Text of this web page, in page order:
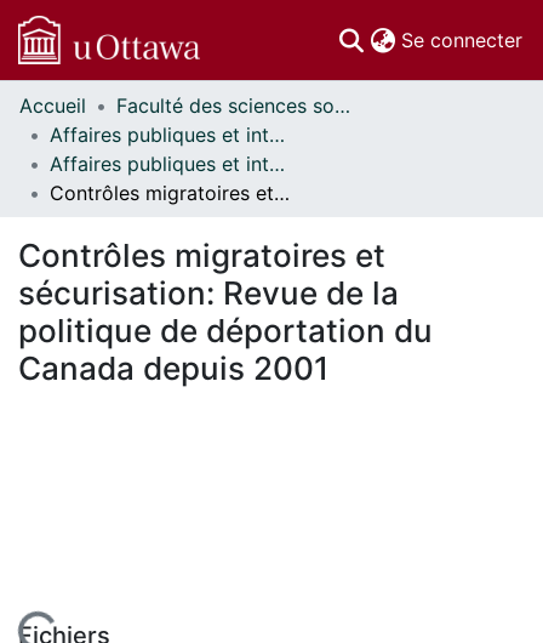
Se connecter
Communautés
et collections
Parcourir
Statistiques
À propos
Accueil
Faculté des sciences sociales // Faculty of Social Sciences
Affaires publiques et internationales // Public and International Affairs
Affaires publiques et internationales - Mémoires // Public and International Affairs - Research Papers
Contrôles migratoires et sécurisation: Revue de la politique de déportation du Canada depuis 2001
Contrôles migratoires et
sécurisation: Revue de la
politique de déportation du
Canada depuis 2001
Fichiers